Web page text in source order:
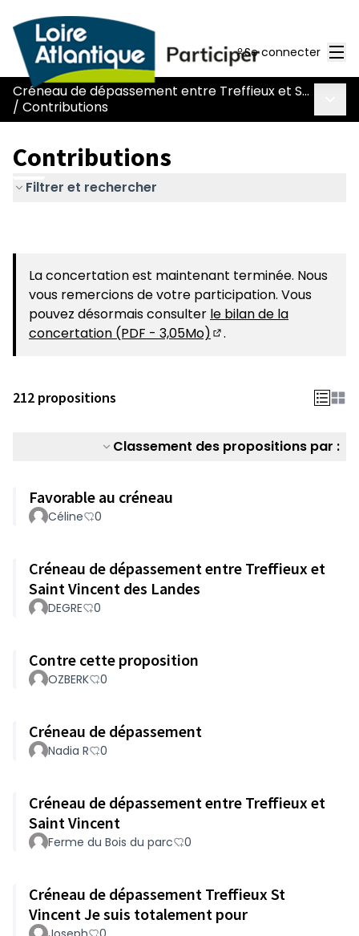
Se connecter
Créneau de dépassement entre Treffieux et Saint-Vincent-des-Landes
/ Contributions
Contributions
Filtrer et rechercher
La concertation est maintenant terminée. Nous
vous remercions de votre participation. Vous
pouvez désormais consulter le bilan de la
concertation (PDF - 3,05Mo)
.
212 propositions
Classement des propositions par :
Favorable au créneau
Céline 0
Créneau de dépassement entre Treffieux et
Saint Vincent des Landes
DEGRE 0
Contre cette proposition
OZBERK 0
Créneau de dépassement
Nadia R 0
Créneau de dépassement entre Treffieux et
Saint Vincent
Ferme du Bois du parc 0
Créneau de dépassement Treffieux St
Vincent Je suis totalement pour